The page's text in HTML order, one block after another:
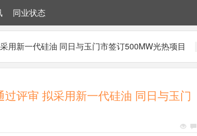
同业状态
用新一代硅油 同日与玉门市签订500MW光热项目
评审 拟采用新一代硅油 同日与玉门